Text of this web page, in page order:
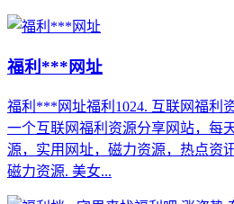
福利***网址
福利***网址福利1024. 互联网福利
一个互联网福利资源分享网站，每
源，实用网址，磁力资源，热点资
磁力资源. 美女...